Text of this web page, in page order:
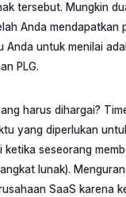
tersebut. Mungkin
Anda mendapatkan
Anda untuk menilai
PLG.
harus dihargai?
yang diperlukan
ketika seseorang
lunak).
SaaS karena